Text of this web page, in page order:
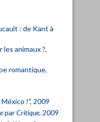
: de Kant à
animaux ?,
romantique,
!", 2009
parCritique, 2009